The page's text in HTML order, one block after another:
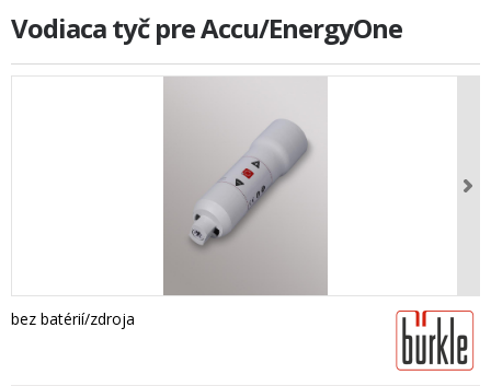
Vodiaca tyč pre Accu/EnergyOne
bez batérií/zdroja